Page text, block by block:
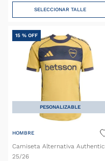
SELECCIONAR TALLE
PESONALIZABLE
15 % OFF
HOMBRE
Camiseta Alternativa Authentic
25/26